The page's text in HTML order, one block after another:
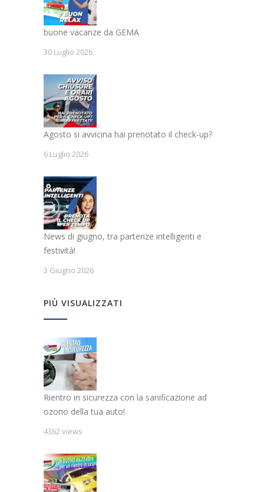
buone vacanze da GEMA
30 Luglio 2026
Agosto si avvicina hai prenotato il check-up?
6 Luglio 2026
News di giugno, tra partenze intelligenti e
festività!
3 Giugno 2026
PIÙ VISUALIZZATI
Rientro in sicurezza con la sanificazione ad
ozono della tua auto!
4362 views